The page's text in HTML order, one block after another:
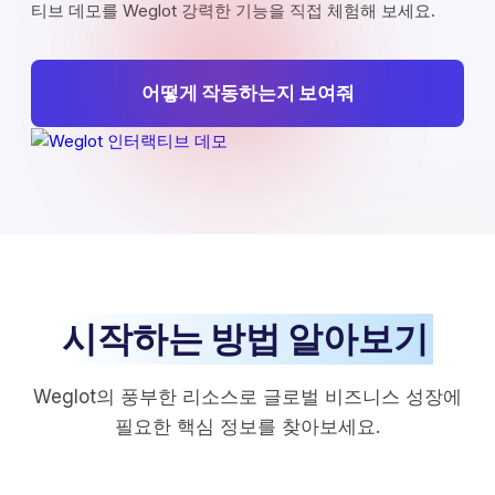
티브 데모를 Weglot 강력한 기능을 직접 체험해 보세요.
어떻게 작동하는지 보여줘
시작하는 방법 알아보기
Weglot의 풍부한 리소스로 글로벌 비즈니스 성장에
필요한 핵심 정보를 찾아보세요.